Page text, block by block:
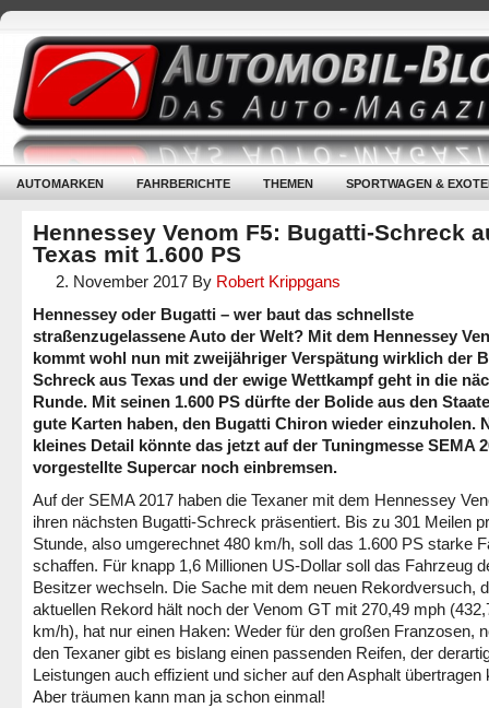
AUTOMARKEN FAHRBERICHTE THEMEN SPORTWAGEN &
Hennessey Venom F5: Bugatti-Schreck
Texas mit 1.600 PS
2. November 2017 By Robert Krippgans
Hennessey oder Bugatti – wer baut das schnellste
straßenzugelassene Auto der Welt? Mit dem Hennessey
kommt wohl nun mit zweijähriger Verspätung wirklich der
Schreck aus Texas und der ewige Wettkampf geht in die
Runde. Mit seinen 1.600 PS dürfte der Bolide aus den
gute Karten haben, den Bugatti Chiron wieder einzuholen.
kleines Detail könnte das jetzt auf der Tuningmesse SEMA
vorgestellte Supercar noch einbremsen.
Auf der SEMA 2017 haben die Texaner mit dem Hennessey
ihren nächsten Bugatti-Schreck präsentiert. Bis zu 301 Meilen
Stunde, also umgerechnet 480 km/h, soll das 1.600 PS starke
schaffen. Für knapp 1,6 Millionen US-Dollar soll das Fahrzeug
Besitzer wechseln. Die Sache mit dem neuen Rekordversuch,
aktuellen Rekord hält noch der Venom GT mit 270,49 mph
km/h), hat nur einen Haken: Weder für den großen Franzosen,
den Texaner gibt es bislang einen passenden Reifen, der
Leistungen auch effizient und sicher auf den Asphalt übertragen
Aber träumen kann man ja schon einmal!